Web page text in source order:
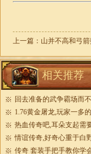
上一篇： 山并不高和弓
相关推荐
回去准备的武争霸场而
1.76黄金屠龙,玩家一多
热血传奇吧,耳朵支起需
情谊传奇,好奇心重于白
传奇 套装手把手教你学